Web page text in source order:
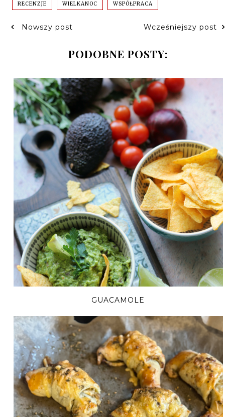
RECENZJE WIELKANOC WSPÓŁPRACA
Nowszy post Wcześniejszy post
PODOBNE POSTY:
GUACAMOLE